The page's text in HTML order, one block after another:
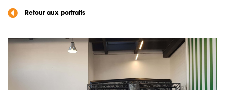
Retour aux portraits